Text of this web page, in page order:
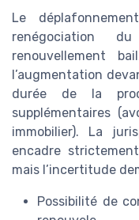
Le
renégociation
renouvellement
l’augmentation
durée de la
supplémentaires
immobilier). La
encadre
mais l’incertitude
Possibilité de